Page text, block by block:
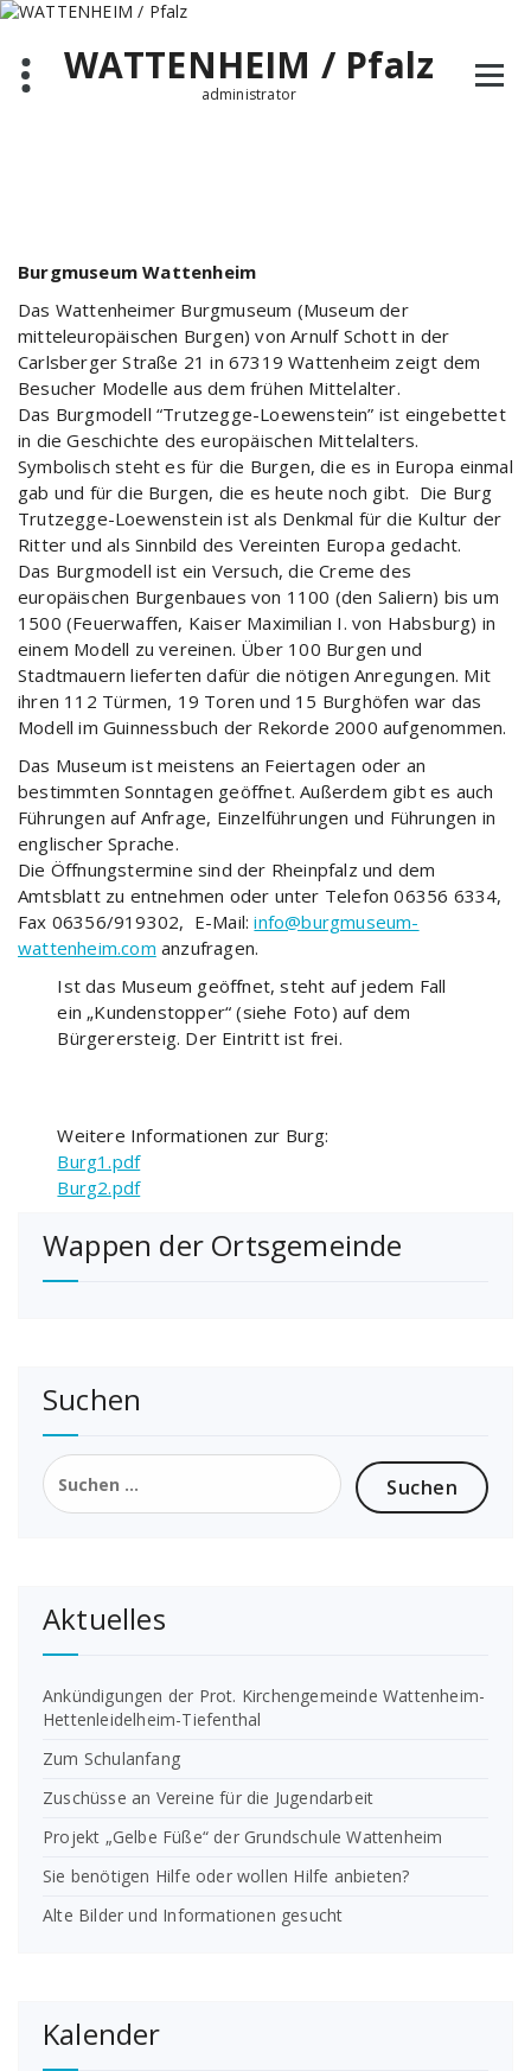
Zum
springenWATTENHEIM / Pfalz
administrator
Burgmuseum Wattenheim
Das Wattenheimer Burgmuseum (Museum der
mitteleuropäischen Burgen) von Arnulf Schott in der
Carlsberger Straße 21 in 67319 Wattenheim zeigt dem
Besucher Modelle aus dem frühen Mittelalter.
Das Burgmodell “Trutzegge-Loewenstein” ist eingebettet
in die Geschichte des europäischen Mittelalters.
Symbolisch steht es für die Burgen, die es in Europa einmal
gab und für die Burgen, die es heute noch gibt. Die Burg
Trutzegge-Loewenstein ist als Denkmal für die Kultur der
Ritter und als Sinnbild des Vereinten Europa gedacht.
Das Burgmodell ist ein Versuch, die Creme des
europäischen Burgenbaues von 1100 (den Saliern) bis um
1500 (Feuerwaffen, Kaiser Maximilian I. von Habsburg) in
einem Modell zu vereinen. Über 100 Burgen und
Stadtmauern lieferten dafür die nötigen Anregungen. Mit
ihren 112 Türmen, 19 Toren und 15 Burghöfen war das
Modell im Guinnessbuch der Rekorde 2000 aufgenommen.
Das Museum ist meistens an Feiertagen oder an
bestimmten Sonntagen geöffnet. Außerdem gibt es auch
Führungen auf Anfrage, Einzelführungen und Führungen in
englischer Sprache.
Die Öffnungstermine sind der Rheinpfalz und dem
Amtsblatt zu entnehmen oder unter Telefon 06356 6334,
Fax 06356/919302, E-Mail:info@burgmuseum-
wattenheim.com anzufragen.
Ist das Museum geöffnet, steht auf jedem Fall
ein „Kundenstopper“ (siehe Foto) auf dem
Bürgerersteig. Der Eintritt ist frei.
Weitere Informationen zur Burg:
Burg1.pdf
Burg2.pdf
Wappen der Ortsgemeinde
Suchen
Suchen
nach:
Aktuelles
Ankündigungen der Prot. Kirchengemeinde Wattenheim-
Hettenleidelheim-Tiefenthal
Zum Schulanfang
Zuschüsse an Vereine für die Jugendarbeit
Projekt „Gelbe Füße“ der Grundschule Wattenheim
Sie benötigen Hilfe oder wollen Hilfe anbieten?
Alte Bilder und Informationen gesucht
Kalender